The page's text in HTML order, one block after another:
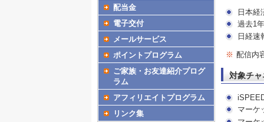
日本経
過去1
日経速
※ 配信内
対象チャ
マーケ
配当金
電子交付
メールサービス
ポイントプログラム
ご家族・お友達紹介プログ
ラム
アフィリエイトプログラム
リンク集